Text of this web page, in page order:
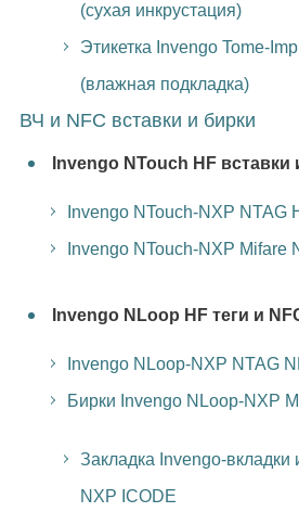
(сухая инкрустация)
Этикетка Invengo Tome-
(влажная подкладка)
ВЧ и NFC вставки и бирки
Invengo NTouch HF вставки
Invengo NTouch-NXP NTAG
Invengo NTouch-NXP Mifare
Invengo NLoop HF теги и
Invengo NLoop-NXP NTAG
Бирки Invengo NLoop-NXP
Закладка Invengo-вкладки
NXP ICODE